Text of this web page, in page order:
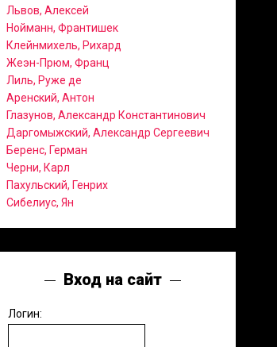
Львов, Алексей
Нойманн, Франтишек
Клейнмихель, Рихард
Жеэн-Прюм, Франц
Лиль, Руже де
Аренский, Антон
Глазунов, Александр Константинович
Даргомыжский, Александр Сергеевич
Беренс, Герман
Черни, Карл
Пахульский, Генрих
Сибелиус, Ян
Вход на сайт
Логин: